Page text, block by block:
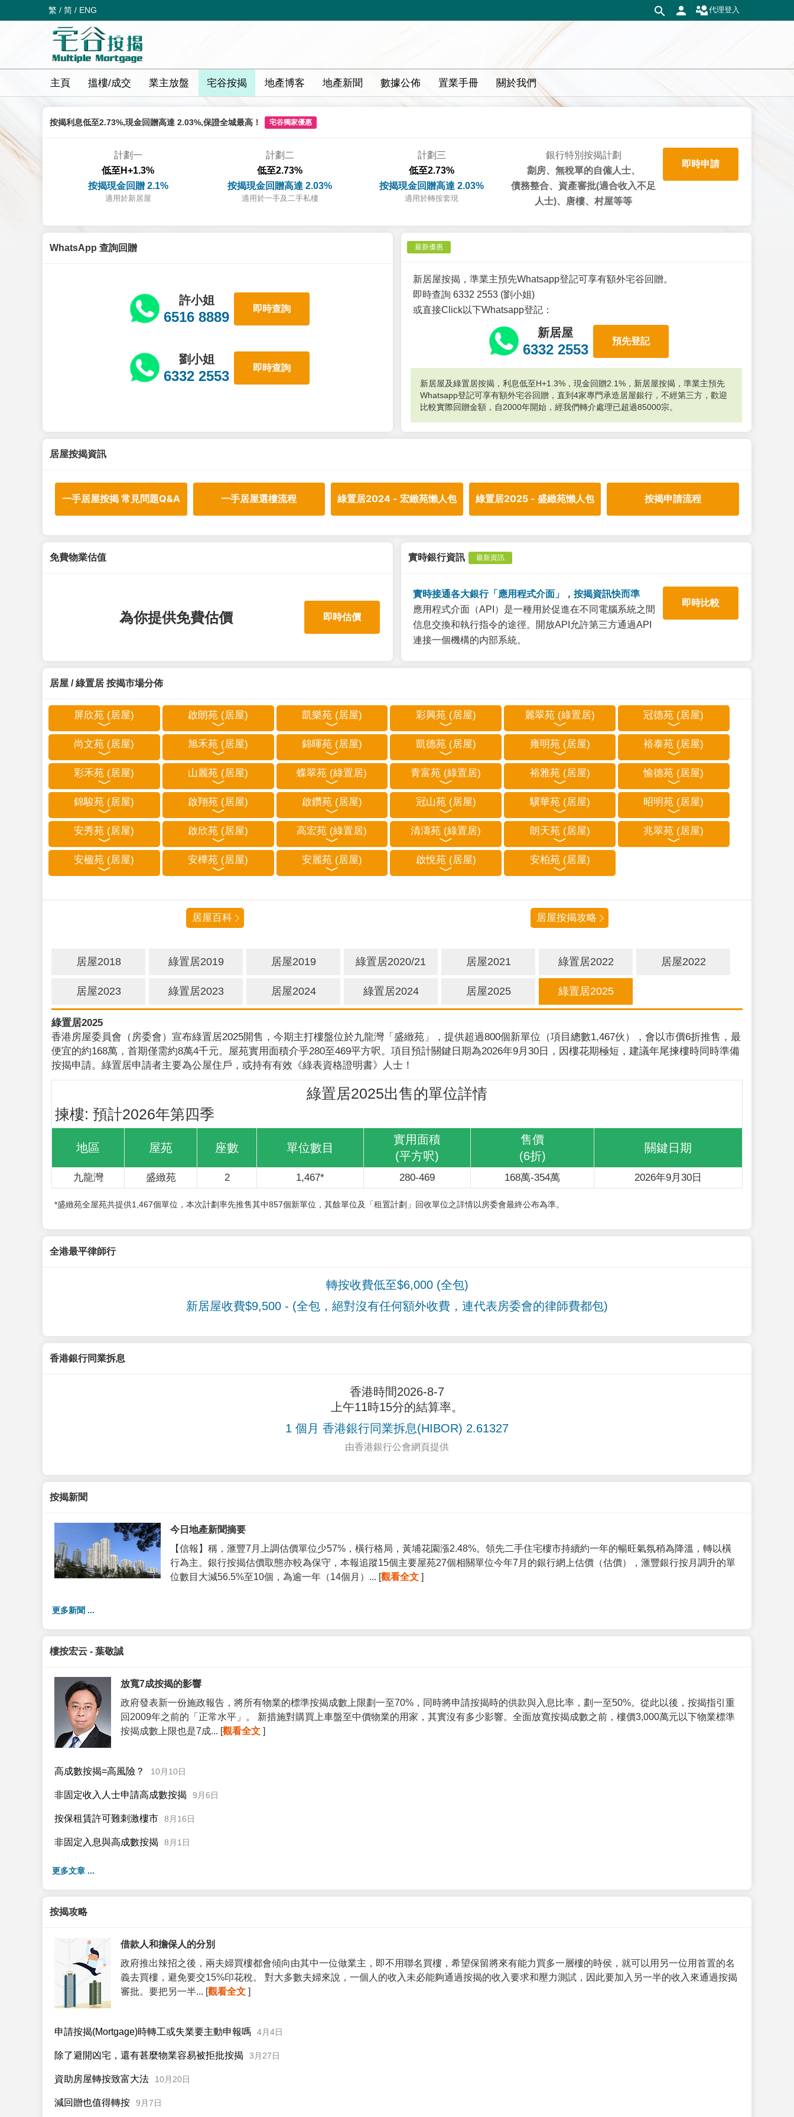
繁 / 简 / ENG 代理登入
主頁 搵樓/成交 業主放盤 宅谷按揭 地產博客 地產新聞 數據公佈 置業手冊 關於我們
按揭利息低至2.73%,現金回贈高達 2.03%,保證全城最高！ 宅谷獨家優惠
計劃一
低至H+1.3%
按揭現金回贈 2.1%
適用於新居屋
計劃二
低至2.73%
按揭現金回贈高達 2.03%
適用於一手及二手私樓
計劃三
低至2.73%
按揭現金回贈高達 2.03%
適用於轉按套現
銀行特別按揭計劃
劏房、無稅單的自僱人士、
債務整合、資產審批(適合收入不足
人士)、唐樓、村屋等等
即時申請
WhatsApp 查詢回贈
許小姐
6516 8889
即時查詢
劉小姐
6332 2553
即時查詢
最新優惠
新居屋按揭，準業主預先Whatsapp登記可享有額外宅谷回贈。
即時查詢 6332 2553 (劉小姐)
或直接Click以下Whatsapp登記：
新居屋
6332 2553
預先登記
新居屋及綠置居按揭，利息低至H+1.3%，現金回贈2.1%，新居屋按揭，準業主預先
Whatsapp登記可享有額外宅谷回贈，直到4家專門承造居屋銀行，不經第三方，歡迎
比較實際回贈金額，自2000年開始，經我們轉介處理已超過85000宗。
居屋按揭資訊
一手居屋按揭 常見問題Q&A 一手居屋選樓流程 綠置居2024 - 宏緻苑懶人包 綠置居2025 - 盛緻苑懶人包 按揭申請流程
免費物業估值
為你提供免費估價 即時估價
實時銀行資訊 最新資訊
實時接通各大銀行「應用程式介面」，按揭資訊快而準
應用程式介面（API）是一種用於促進在不同電腦系統之間
信息交換和執行指令的途徑。開放API允許第三方通過API
連接一個機構的内部系統。
即時比較
居屋 / 綠置居 按揭市場分佈
屏欣苑 (居屋) 啟朗苑 (居屋) 凱樂苑 (居屋) 彩興苑 (居屋) 麗翠苑 (綠置居) 冠德苑 (居屋)
尚文苑 (居屋) 旭禾苑 (居屋) 錦暉苑 (居屋) 凱德苑 (居屋) 雍明苑 (居屋) 裕泰苑 (居屋)
彩禾苑 (居屋) 山麗苑 (居屋) 蝶翠苑 (綠置居) 青富苑 (綠置居) 裕雅苑 (居屋) 愉德苑 (居屋)
錦駿苑 (居屋) 啟翔苑 (居屋) 啟鑽苑 (居屋) 冠山苑 (居屋) 驥華苑 (居屋) 昭明苑 (居屋)
安秀苑 (居屋) 啟欣苑 (居屋) 高宏苑 (綠置居) 清濤苑 (綠置居) 朗天苑 (居屋) 兆翠苑 (居屋)
安楹苑 (居屋) 安樺苑 (居屋) 安麗苑 (居屋) 啟悅苑 (居屋) 安柏苑 (居屋)
居屋百科 居屋按揭攻略
居屋2018 綠置居2019 居屋2019 綠置居2020/21 居屋2021 綠置居2022 居屋2022
居屋2023 綠置居2023 居屋2024 綠置居2024 居屋2025 綠置居2025
綠置居2025
香港房屋委員會（房委會）宣布綠置居2025開售，今期主打樓盤位於九龍灣「盛緻苑」，提供超過800個新單位（項目總數1,467伙），會以市價6折推售，最
便宜的約168萬，首期僅需約8萬4千元。屋苑實用面積介乎280至469平方呎。項目預計關鍵日期為2026年9月30日，因樓花期極短，建議年尾揀樓時同時準備
按揭申請。綠置居申請者主要為公屋住戶，或持有有效《綠表資格證明書》人士！
綠置居2025出售的單位詳情
揀樓: 預計2026年第四季
地區 屋苑 座數 單位數目
實用面積
(平方呎)
售價
(6折)
關鍵日期
九龍灣 盛緻苑 2 1,467* 280-469 168萬-354萬 2026年9月30日
*盛緻苑全屋苑共提供1,467個單位，本次計劃率先推售其中857個新單位，其餘單位及「租置計劃」回收單位之詳情以房委會最終公布為準。
全港最平律師行
轉按收費低至$6,000 (全包)
新居屋收費$9,500 - (全包，絕對沒有任何額外收費，連代表房委會的律師費都包)
香港銀行同業拆息
香港時間2026-8-7
上午11時15分的結算率。
1 個月 香港銀行同業拆息(HIBOR) 2.61327
由香港銀行公會網頁提供
按揭新聞
今日地產新聞摘要
【信報】稱，滙豐7月上調估價單位少57%，橫行格局，黃埔花園漲2.48%。領先二手住宅樓市持續約一年的暢旺氣氛稍為降溫，轉以橫
行為主。銀行按揭估價取態亦較為保守，本報追蹤15個主要屋苑27個相關單位今年7月的銀行網上估價（估價），滙豐銀行按月調升的單
位數目大減56.5%至10個，為逾一年（14個月）... [觀看全文 ]
更多新聞 ...
樓按宏云 - 葉敬誠
放寬7成按揭的影響
政府發表新一份施政報告，將所有物業的標準按揭成數上限劃一至70%，同時將申請按揭時的供款與入息比率，劃一至50%。從此以後，按揭指引重
回2009年之前的「正常水平」。 新措施對購買上車盤至中價物業的用家，其實沒有多少影響。全面放寬按揭成數之前，樓價3,000萬元以下物業標準
按揭成數上限也是7成... [觀看全文 ]
高成數按揭=高風險？ 10月10日
非固定收入人士申請高成數按揭 9月6日
按保租賃許可難刺激樓市 8月16日
非固定入息與高成數按揭 8月1日
更多文章 ...
按揭攻略
借款人和擔保人的分別
政府推出辣招之後，兩夫婦買樓都會傾向由其中一位做業主，即不用聯名買樓，希望保留將來有能力買多一層樓的時侯，就可以用另一位用首置的名
義去買樓，避免要交15%印花稅。 對大多數夫婦來說，一個人的收入未必能夠通過按揭的收入要求和壓力測試，因此要加入另一半的收入來通過按揭
審批。要把另一半... [觀看全文 ]
申請按揭(Mortgage)時轉工或失業要主動申報嗎 4月4日
除了避開凶宅，還有甚麼物業容易被拒批按揭 3月27日
資助房屋轉按致富大法 10月20日
減回贈也值得轉按 9月7日